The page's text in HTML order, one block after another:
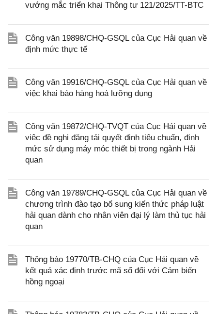
vướng mắc triển khai Thông tư 121/2025/TT-BTC
Công văn 19898/CHQ-GSQL của Cục Hải quan về
định mức thực tế
Công văn 19916/CHQ-GSQL của Cục Hải quan về
việc khai báo hàng hoá lưỡng dụng
Công văn 19872/CHQ-TVQT của Cục Hải quan về
việc đề nghị đăng tải quyết định tiêu chuẩn, định
mức sử dụng máy móc thiết bị trong ngành Hải
quan
Công văn 19789/CHQ-GSQL của Cục Hải quan về
chương trình đào tạo bổ sung kiến thức pháp luật
hải quan dành cho nhân viên đại lý làm thủ tục hải
quan
Thông báo 19770/TB-CHQ của Cục Hải quan về
kết quả xác định trước mã số đối với Cảm biến
hồng ngoại